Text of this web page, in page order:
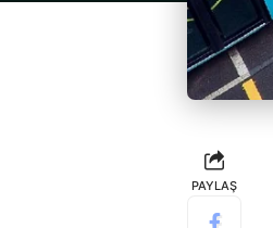
PAYLAŞ